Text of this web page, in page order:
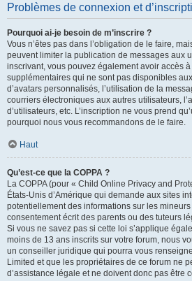
Problèmes de connexion et
Pourquoi ai-je besoin de m’inscrire ?
Vous n’êtes pas dans l’obligation de le faire,
peuvent limiter la publication de messages aux
inscrivant, vous pouvez également avoir accès
supplémentaires qui ne sont pas disponibles
d’avatars personnalisés, l’utilisation de la
courriers électroniques aux autres utilisateurs,
d’utilisateurs, etc. L’inscription ne vous prend
pourquoi nous vous recommandons de le faire.
Haut
Qu’est-ce que la COPPA ?
La COPPA (pour « Child Online Privacy and
États-Unis d’Amérique qui demande aux sites
potentiellement des informations sur les
consentement écrit des parents ou des tuteurs
Si vous ne savez pas si cette loi s’applique
moins de 13 ans inscrits sur votre forum, nous
un conseiller juridique qui pourra vous
Limited et que les propriétaires de ce forum ne
d’assistance légale et ne doivent donc pas être